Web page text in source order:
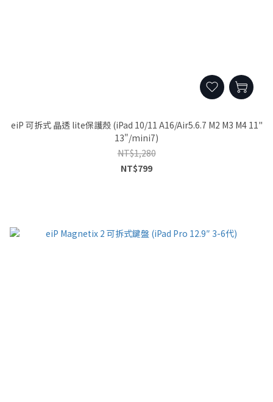
eiP 可拆式 晶透 lite保護殼 (iPad 10/11 A16/Air5.6.7 M2 M3 M4 11"
13"/mini7)
NT$1,280
NT$799